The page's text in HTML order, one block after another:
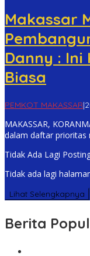
Makassar
Danny :
Biasa
PEMKOT MAKASSAR|
MAKASSAR,
dalam daftar prioritas
Tidak Ada Lagi
Tidak ada lagi
Lihat Selengkapnya
Berita